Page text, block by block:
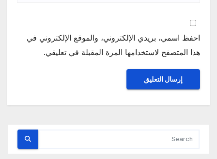
احفظ اسمي، بريدي الإلكتروني، والموقع الإلكتروني في
هذا المتصفح لاستخدامها المرة المقبلة في تعليقي.